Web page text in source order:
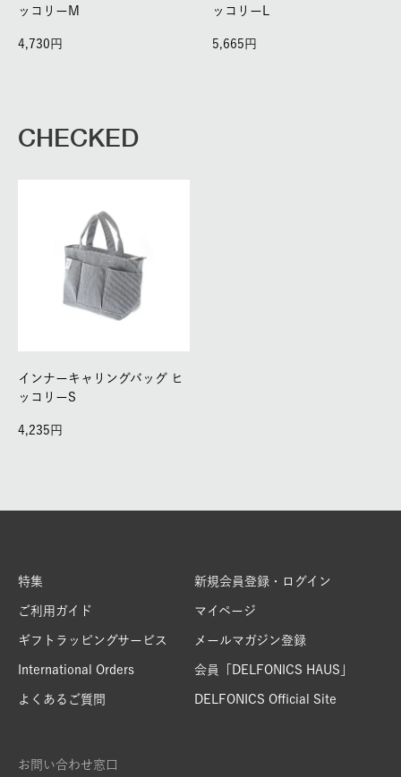
ッコリーM
4,730
ッコリーL
5,665
CHECKED
インナーキャリングバッグ ヒ
ッコリーS
4,235
特集
ご利用ガイド
ギフトラッピングサービス
International Orders
よくあるご質問
新規会員登録・ログイン
マイページ
メールマガジン登録
会員「DELFONICS HAUS」
DELFONICS Official Site
お問い合わせ窓口